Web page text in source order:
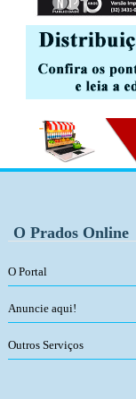
O Prados Online
O Portal
Anuncie aqui!
Outros Serviços